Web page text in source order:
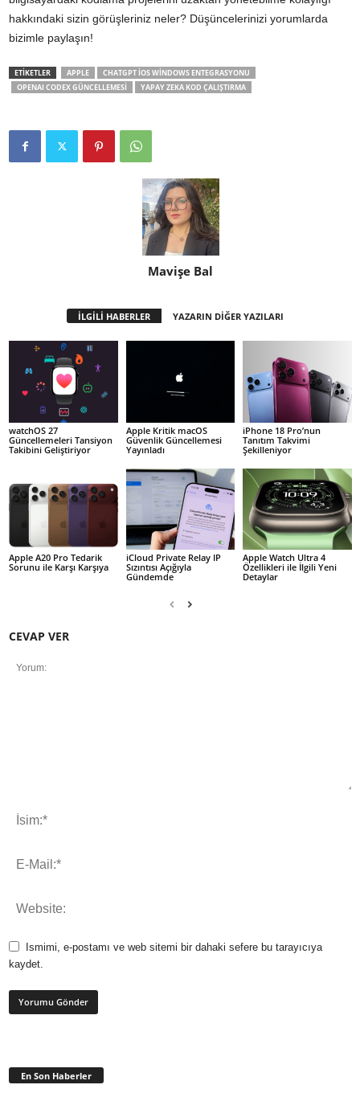
hakkındaki sizin görüşleriniz neler? Düşüncelerinizi yorumlarda
bizimle paylaşın!
ETİKETLER APPLE
CHATGPT IOS WINDOWS ENTEGRASYONU
OPENAI CODEX GÜNCELLEMESI
YAPAY ZEKA KOD ÇALIŞTIRMA
Mavişe Bal
İLGİLİ HABERLER YAZARIN DİĞER YAZILARI
watchOS 27
Güncellemeleri Tansiyon
Takibini Geliştiriyor
Apple Kritik macOS
Güvenlik Güncellemesi
Yayınladı
iPhone 18 Pro’nun
Tanıtım Takvimi
Şekilleniyor
Apple A20 Pro Tedarik
Sorunu ile Karşı Karşıya
iCloud Private Relay IP
Sızıntısı Açığıyla
Gündemde
Apple Watch Ultra 4
Özellikleri ile İlgili Yeni
Detaylar
CEVAP VER
Ismimi, e-postamı ve web sitemi bir dahaki sefere bu tarayıcıya
kaydet.
En Son Haberler